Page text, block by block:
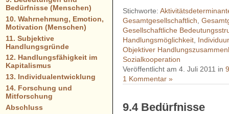
Stichworte:
Gesamtgesellschaftlich ,
Gesellschaftliche
Handlungsmöglichkeit
Objektiver
Sozialkooperation
Veröffentlicht am 4. Juli 2011 in
1 Kommentar »
9.4 Bedürfnisse
Bedürfnisse (Menschen)
10. Wahrnehmung, Emotion,
Motivation (Menschen)
11. Subjektive
Handlungsgründe
12. Handlungsfähigkeit im
Kapitalismus
13. Individualentwicklung
14. Forschung und
Mitforschung
Abschluss